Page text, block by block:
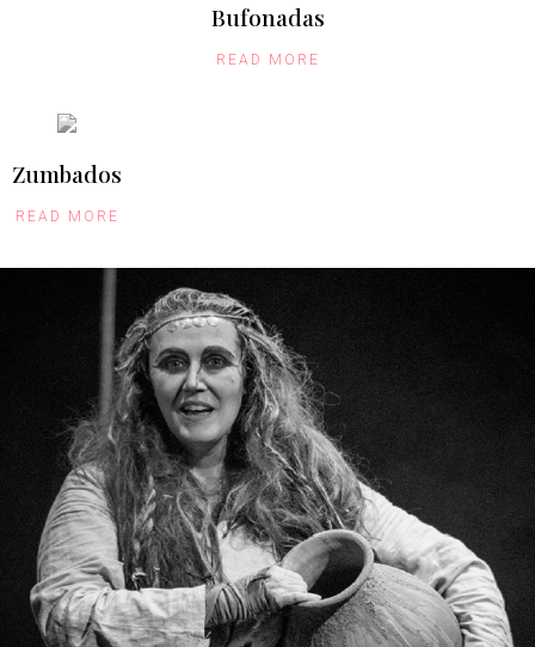
Bufonadas
READ MORE
Zumbados
READ MORE